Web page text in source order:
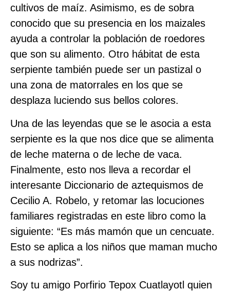
cultivos de maíz. Asimismo, es de sobra
conocido que su presencia en los maizales
ayuda a controlar la población de roedores
que son su alimento. Otro hábitat de esta
serpiente también puede ser un pastizal o
una zona de matorrales en los que se
desplaza luciendo sus bellos colores.
Una de las leyendas que se le asocia a esta
serpiente es la que nos dice que se alimenta
de leche materna o de leche de vaca.
Finalmente, esto nos lleva a recordar el
interesante Diccionario de aztequismos de
Cecilio A. Robelo, y retomar las locuciones
familiares registradas en este libro como la
siguiente: “Es más mamón que un cencuate.
Esto se aplica a los niños que maman mucho
a sus nodrizas”.
Soy tu amigo Porfirio Tepox Cuatlayotl quien